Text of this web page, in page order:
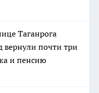
Таганрога
вернули почти три
и пенсию